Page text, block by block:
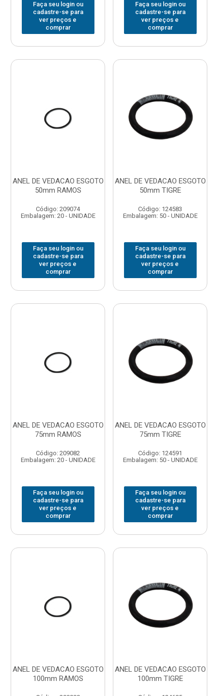
Faça seu login ou
cadastre-se para
ver preços e
comprar
Faça seu login ou
cadastre-se para
ver preços e
comprar
ANEL DE VEDACAO ESGOTO
50mm RAMOS
Código: 209074
Embalagem: 20 - UNIDADE
Faça seu login ou
cadastre-se para
ver preços e
comprar
ANEL DE VEDACAO ESGOTO
50mm TIGRE
Código: 124583
Embalagem: 50 - UNIDADE
Faça seu login ou
cadastre-se para
ver preços e
comprar
ANEL DE VEDACAO ESGOTO
75mm RAMOS
Código: 209082
Embalagem: 20 - UNIDADE
Faça seu login ou
cadastre-se para
ver preços e
comprar
ANEL DE VEDACAO ESGOTO
75mm TIGRE
Código: 124591
Embalagem: 50 - UNIDADE
Faça seu login ou
cadastre-se para
ver preços e
comprar
ANEL DE VEDACAO ESGOTO
100mm RAMOS
ANEL DE VEDACAO ESGOTO
100mm TIGRE